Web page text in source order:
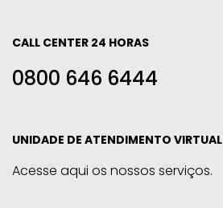
CALL CENTER 24 HORAS
0800 646 6444
UNIDADE DE ATENDIMENTO VIRTUAL
Acesse aqui os nossos serviços.